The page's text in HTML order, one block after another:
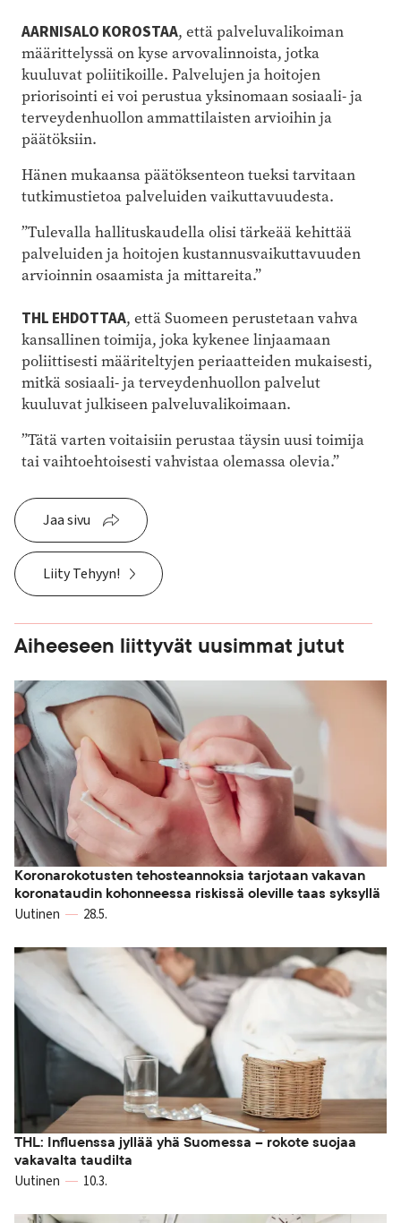
AARNISALO KOROSTAA, että palveluvalikoiman
määrittelyssä on kyse arvovalinnoista, jotka
kuuluvat poliitikoille. Palvelujen ja hoitojen
priorisointi ei voi perustua yksinomaan sosiaali- ja
terveydenhuollon ammattilaisten arvioihin ja
päätöksiin.
Hänen mukaansa päätöksenteon tueksi tarvitaan
tutkimustietoa palveluiden vaikuttavuudesta.
”Tulevalla hallituskaudella olisi tärkeää kehittää
palveluiden ja hoitojen kustannusvaikuttavuuden
arvioinnin osaamista ja mittareita.”
THL EHDOTTAA, että Suomeen perustetaan vahva
kansallinen toimija, joka kykenee linjaamaan
poliittisesti määriteltyjen periaatteiden mukaisesti,
mitkä sosiaali- ja terveydenhuollon palvelut
kuuluvat julkiseen palveluvalikoimaan.
”Tätä varten voitaisiin perustaa täysin uusi toimija
tai vaihtoehtoisesti vahvistaa olemassa olevia.”
Jaa sivu
Liity Tehyyn!
Aiheeseen liittyvät uusimmat jutut
Koronarokotusten tehosteannoksia tarjotaan vakavan
koronataudin kohonneessa riskissä oleville taas syksyllä
Uutinen 28.5.
THL: Influenssa jyllää yhä Suomessa – rokote suojaa
vakavalta taudilta
Uutinen 10.3.